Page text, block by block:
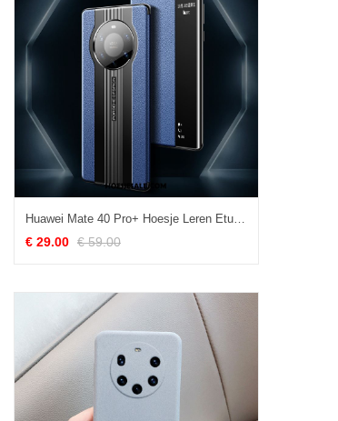
Huawei Mate 40 Pro+ Hoesje Leren Etui Mobiele Telefoon High End Clamshell Hoes Goedkoop
€ 29.00 € 59.00